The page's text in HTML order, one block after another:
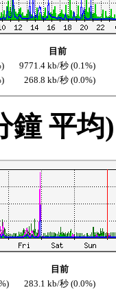
目前
9771.4 kb/秒 (0.1%)
268.8 kb/秒 (0.0%)
鐘 平均)
目前
283.1 kb/秒 (0.0%)